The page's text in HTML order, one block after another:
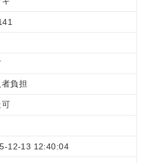
負担
可
12-13 12:40:04